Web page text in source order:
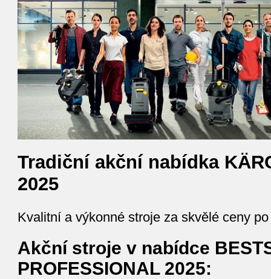
Tradiční akční nabídka
2025
Kvalitní a výkonné stroje za skvělé ceny
Akční stroje v nabídce
PROFESSIONAL 2025: